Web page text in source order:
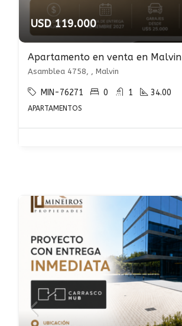
USD 119.000
Apartamento en venta en Malvin
Asamblea 4758, , Malvin
MIN-76271 0 1 34.00
APARTAMENTOS